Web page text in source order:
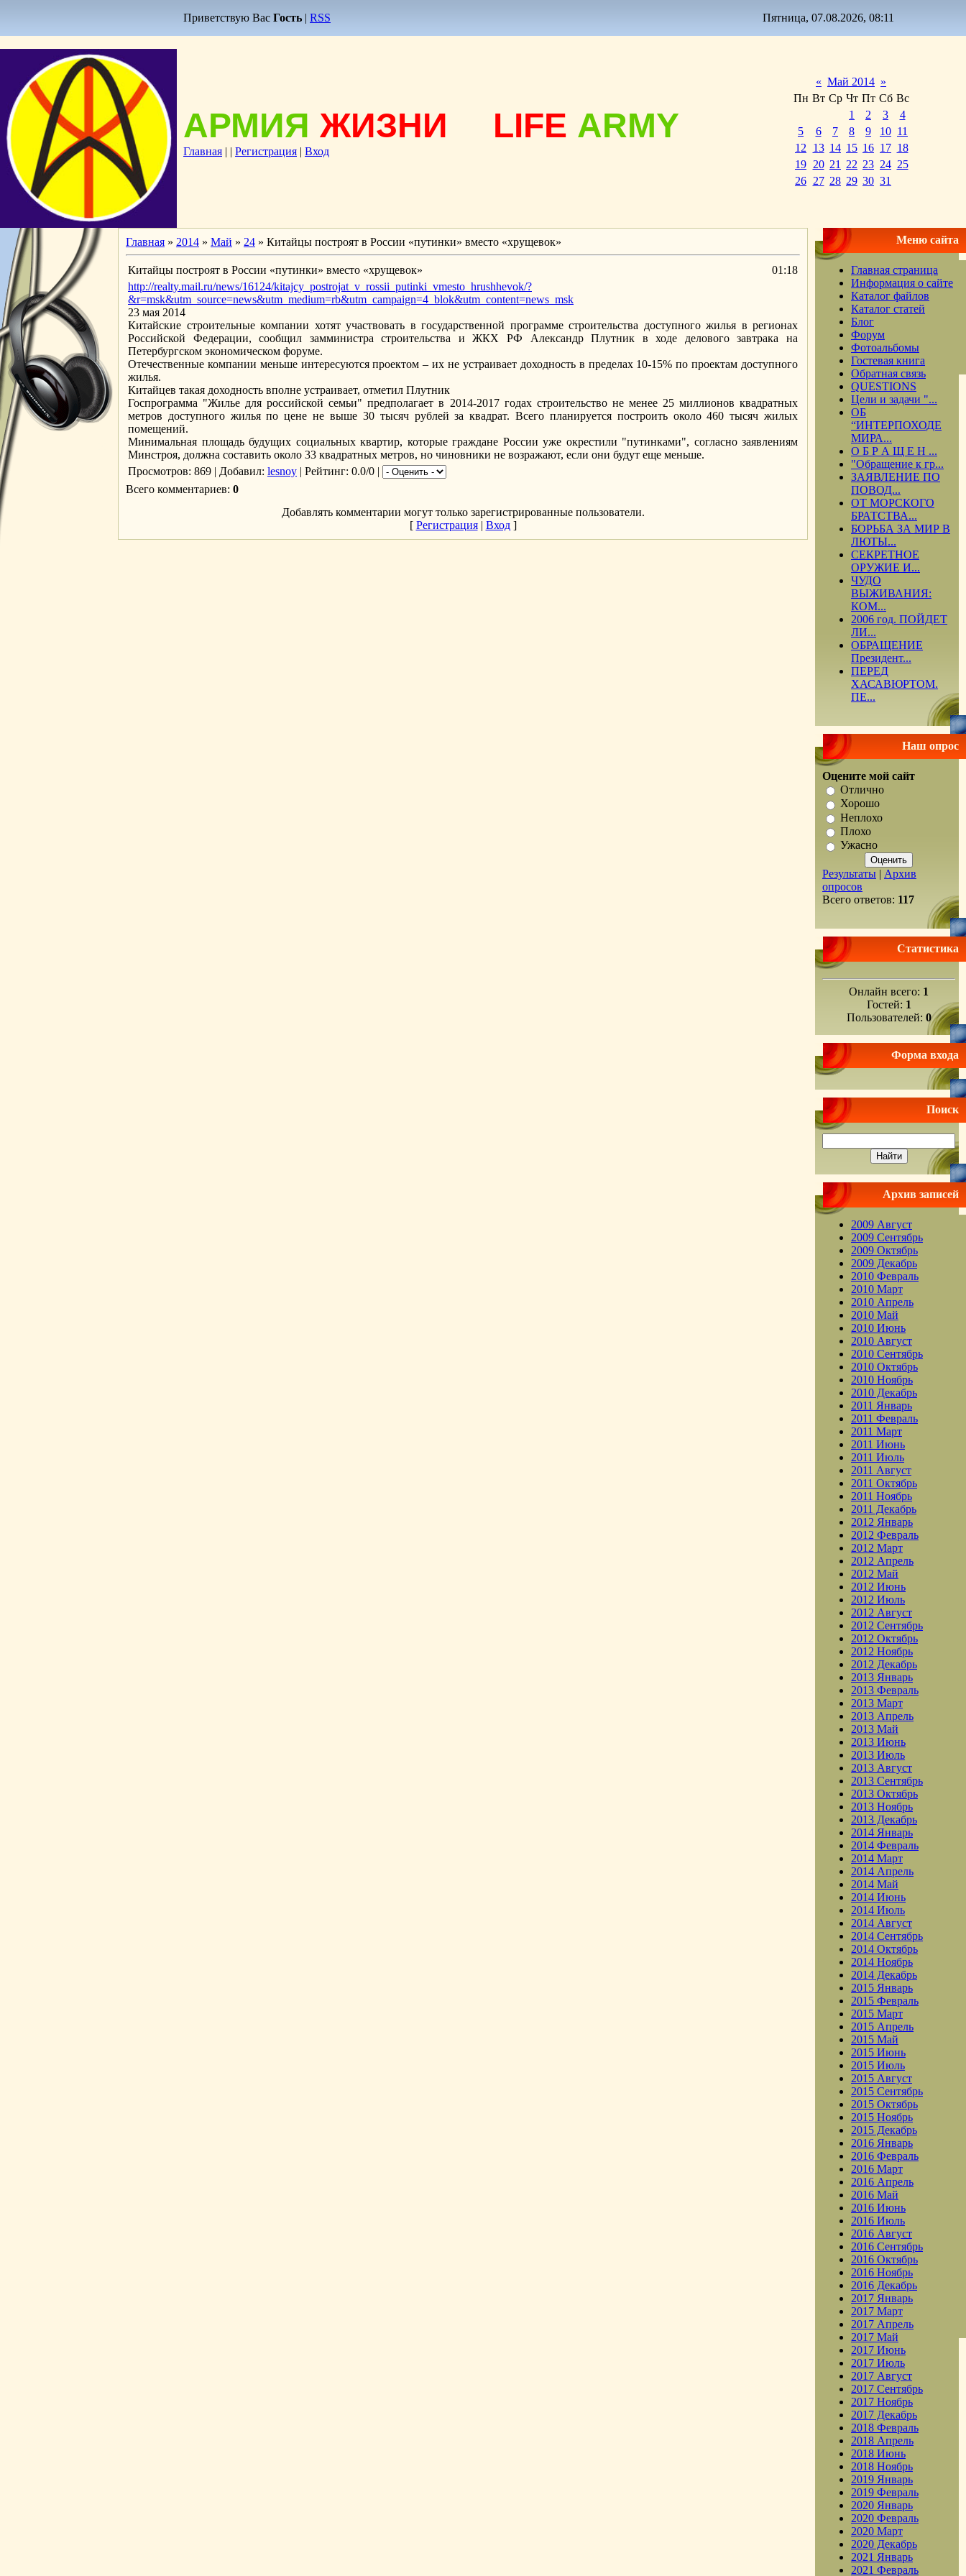
Приветствую Вас Гость | RSS Пятница, 07.08.2026, 08:11
АРМИЯ ЖИЗНИ LIFE ARMY
Главная | | Регистрация | Вход
« Май 2014 »
Пн Вт Ср Чт Пт Сб Вс
1
2 3
4
5
6 7 8 9 10 11
12
13 14 15 16 17 18
19 20 21 22 23 24 25
26 27 28 29 30 31
Главная » 2014 » Май » 24 » Китайцы построят в России «путинки» вместо «хрущевок»
Китайцы построят в России «путинки» вместо «хрущевок»
01:18
http://realty.mail.ru/news/16124/kitajcy_postrojat_v_rossii_putinki_vmesto_hrushhevok/?
&r=msk&utm_source=news&utm_medium=rb&utm_campaign=4_blok&utm_content=news_msk
23 мая 2014
Китайские строительные компании хотят участвовать в государственной программе строительства доступного жилья в регионах
Российской Федерации, сообщил замминистра строительства и ЖКХ РФ Александр Плутник в ходе делового завтрака на
Петербургском экономическом форуме.
Отечественные компании меньше интересуются проектом – их не устраивает доходность в пределах 10-15% по проектам доступного
жилья.
Китайцев такая доходность вполне устраивает, отметил Плутник
Госпрограмма "Жилье для российской семьи" предполагает в 2014-2017 годах строительство не менее 25 миллионов квадратных
метров доступного жилья по цене не выше 30 тысяч рублей за квадрат. Всего планируется построить около 460 тысяч жилых
помещений.
Минимальная площадь будущих социальных квартир, которые граждане России уже окрестили "путинками", согласно заявлениям
Минстроя, должна составить около 33 квадратных метров, но чиновники не возражают, если они будут еще меньше.
Просмотров: 869 | Добавил: lesnoy | Рейтинг: 0.0/0 |
Всего комментариев: 0
Добавлять комментарии могут только зарегистрированные пользователи.
[ Регистрация| Вход]
Меню сайта
Главная страница
Информация о сайте
Каталог файлов
Каталог статей
Блог
Форум
Фотоальбомы
Гостевая книга
Обратная связь
QUESTIONS
Цели и задачи "...
ОБ
“ИНТЕРПОХОДЕ
МИРА...
О Б Р А Щ Е Н ...
"Обращение к гр...
ЗАЯВЛЕНИЕ ПО
ПОВОД...
ОТ МОРСКОГО
БРАТСТВА...
БОРЬБА ЗА МИР В
ЛЮТЫ...
СЕКРЕТНОЕ
ОРУЖИЕ И...
ЧУДО
ВЫЖИВАНИЯ:
КОМ...
2006 год. ПОЙДЕТ
ЛИ...
ОБРАЩЕНИЕ
Президент...
ПЕРЕД
ХАСАВЮРТОМ.
ПЕ...
Наш опрос
Оцените мой сайт
Отлично
Хорошо
Неплохо
Плохо
Ужасно
Результаты | Архив
опросов
Всего ответов: 117
Статистика
Онлайн всего: 1
Гостей: 1
Пользователей: 0
Форма входа
Поиск
Архив записей
2009 Август
2009 Сентябрь
2009 Октябрь
2009 Декабрь
2010 Февраль
2010 Март
2010 Апрель
2010 Май
2010 Июнь
2010 Август
2010 Сентябрь
2010 Октябрь
2010 Ноябрь
2010 Декабрь
2011 Январь
2011 Февраль
2011 Март
2011 Июнь
2011 Июль
2011 Август
2011 Октябрь
2011 Ноябрь
2011 Декабрь
2012 Январь
2012 Февраль
2012 Март
2012 Апрель
2012 Май
2012 Июнь
2012 Июль
2012 Август
2012 Сентябрь
2012 Октябрь
2012 Ноябрь
2012 Декабрь
2013 Январь
2013 Февраль
2013 Март
2013 Апрель
2013 Май
2013 Июнь
2013 Июль
2013 Август
2013 Сентябрь
2013 Октябрь
2013 Ноябрь
2013 Декабрь
2014 Январь
2014 Февраль
2014 Март
2014 Апрель
2014 Май
2014 Июнь
2014 Июль
2014 Август
2014 Сентябрь
2014 Октябрь
2014 Ноябрь
2014 Декабрь
2015 Январь
2015 Февраль
2015 Март
2015 Апрель
2015 Май
2015 Июнь
2015 Июль
2015 Август
2015 Сентябрь
2015 Октябрь
2015 Ноябрь
2015 Декабрь
2016 Январь
2016 Февраль
2016 Март
2016 Апрель
2016 Май
2016 Июнь
2016 Июль
2016 Август
2016 Сентябрь
2016 Октябрь
2016 Ноябрь
2016 Декабрь
2017 Январь
2017 Март
2017 Апрель
2017 Май
2017 Июнь
2017 Июль
2017 Август
2017 Сентябрь
2017 Ноябрь
2017 Декабрь
2018 Февраль
2018 Апрель
2018 Июнь
2018 Ноябрь
2019 Январь
2019 Февраль
2020 Январь
2020 Февраль
2020 Март
2020 Декабрь
2021 Январь
2021 Февраль